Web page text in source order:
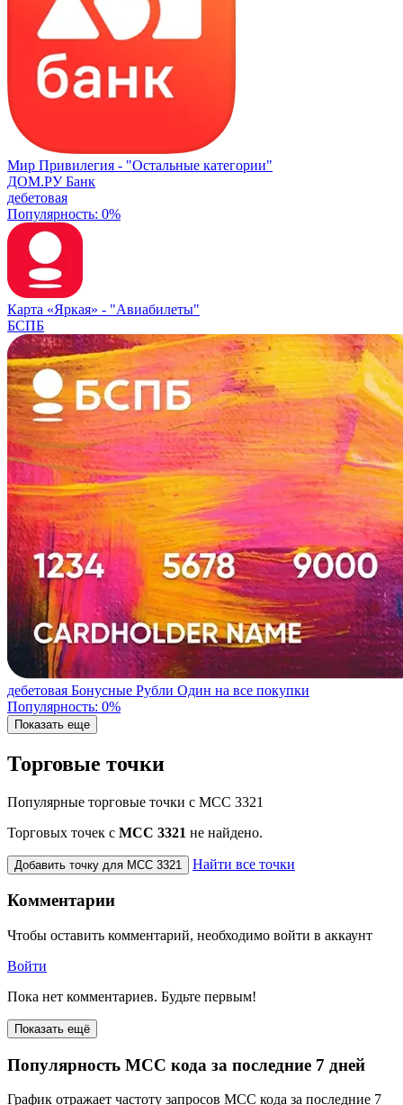
Мир Привилегия - "Остальные категории"
ДОМ.РУ Банк
дебетовая
Популярность: 0%
Карта «Яркая» - "Авиабилеты"
БСПБ
дебетовая Бонусные Рубли Один на все покупки
Популярность: 0%
Показать еще
Торговые точки
Популярные торговые точки с MCC 3321
Торговых точек с МСС 3321 не найдено.
Добавить точку для MCC 3321 Найти все точки
Комментарии
Чтобы оставить комментарий, необходимо войти в аккаунт
Войти
Пока нет комментариев. Будьте первым!
Показать ещё
Популярность MCC кода за последние 7 дней
График отражает частоту запросов MCC кода за последние 7